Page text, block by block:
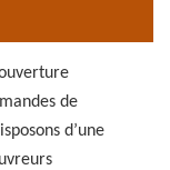
de
d’une